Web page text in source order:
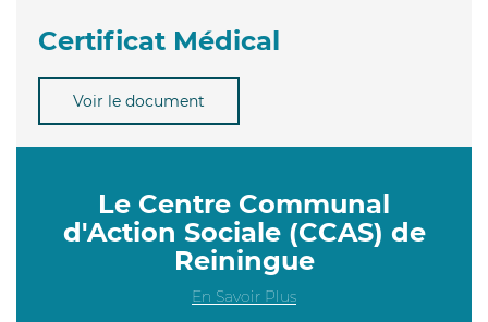
Certificat Médical
Voir le document
Le Centre Communal
d'Action Sociale (CCAS) de
Reiningue
En Savoir Plus